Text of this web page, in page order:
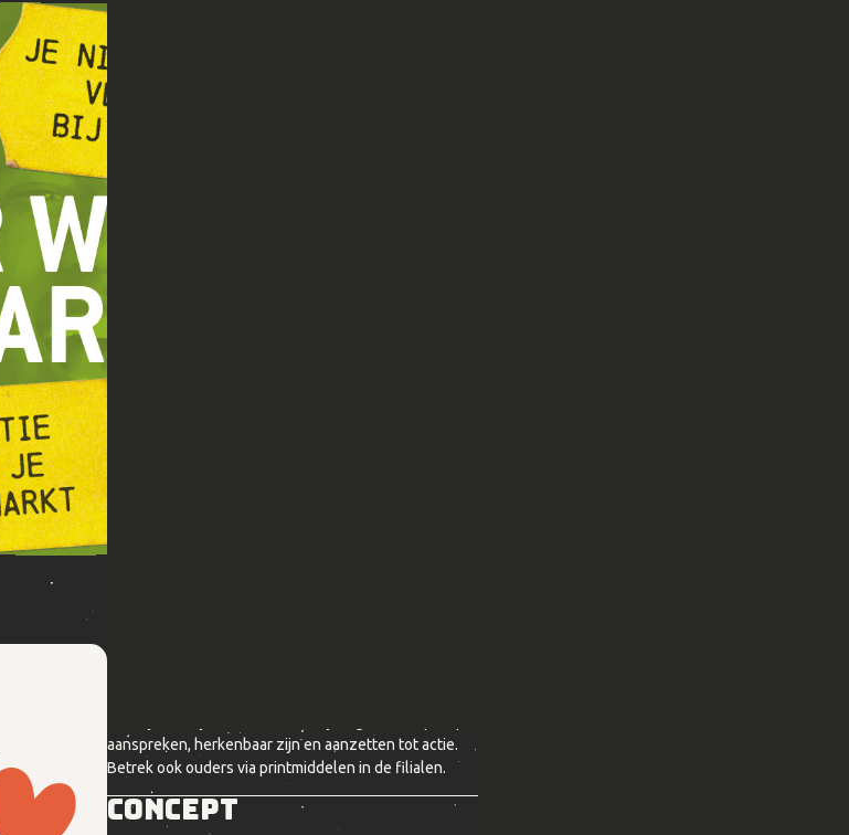
aanspreken, herkenbaar zijn en aanzetten tot actie.
Betrek ook ouders via printmiddelen in de filialen.
Concept